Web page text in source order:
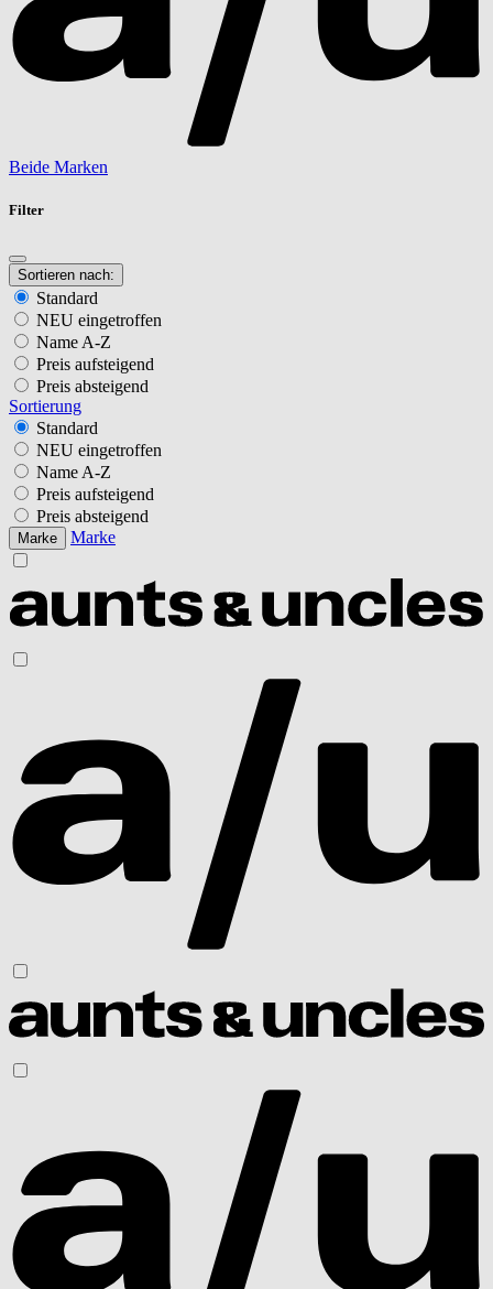
Beide Marken
Filter
Sortieren nach:
Standard
NEU eingetroffen
Name A-Z
Preis aufsteigend
Preis absteigend
Sortierung
Standard
NEU eingetroffen
Name A-Z
Preis aufsteigend
Preis absteigend
Marke Marke